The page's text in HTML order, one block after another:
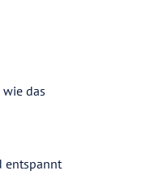
das
entspannt